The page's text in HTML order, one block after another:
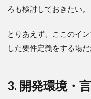
ろも検討しておきたい。
とりあえず、ここのイ
した要件定義をする場
3. 開発環境・